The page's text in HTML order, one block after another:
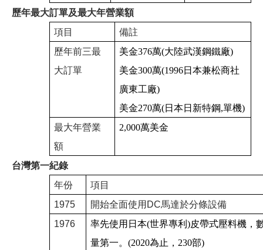
歷年最大訂單及最大年營業額
項目
備註
歷年前三最
大訂單
美金376萬(大陸武漢鋼鐵廠)
美金300萬(1996日本兼松商社
廣東工廠)
美金270萬(日本日新特鋼,單機)
最大年營業
額
2,000萬美金
台灣第一紀錄
年份
項目
1975
開始全面使用DC馬達於分條設備
1976
率先使用日本(世界專利)皮帶式壓料機，
量第一。(2020為止， 230部)